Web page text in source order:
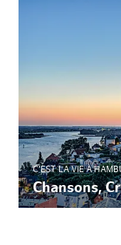
C'EST LA VIE À
Chansons,